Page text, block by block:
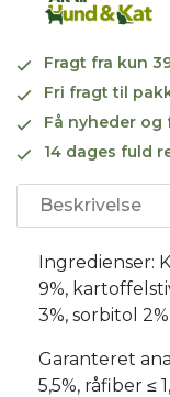
Fragt fra kun
Fri fragt til
Få nyheder
14 dages fuld
Beskrivelse
Ingredienser:
9%,
3%, sorbitol
Garanteret
5,5%, råfiber ≤